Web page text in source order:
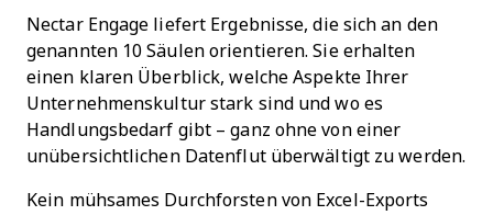
Nectar Engage liefert Ergebnisse, die sich an den
genannten 10 Säulen orientieren. Sie erhalten
einen klaren Überblick, welche Aspekte Ihrer
Unternehmenskultur stark sind und wo es
Handlungsbedarf gibt – ganz ohne von einer
unübersichtlichen Datenflut überwältigt zu werden.
Kein mühsames Durchforsten von Excel-Exports